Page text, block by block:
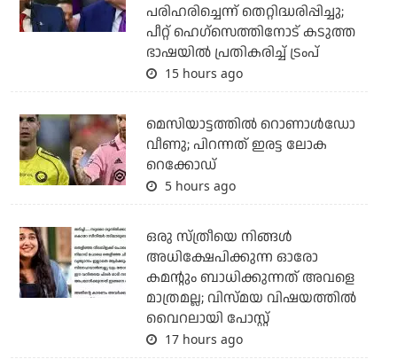
പരിഹരിച്ചെന്ന് തെറ്റിദ്ധരിപ്പിച്ചു;
പീറ്റ് ഹെഗ്‌സെത്തിനോട് കടുത്ത
ഭാഷയില്‍ പ്രതികരിച്ച് ട്രംപ്
15 hours ago
മെസിയാട്ടത്തില്‍ റൊണാള്‍ഡോ
വീണു; പിറന്നത് ഇരട്ട ലോക
റെക്കോഡ്
5 hours ago
ഒരു സ്ത്രീയെ നിങ്ങള്‍
അധിക്ഷേപിക്കുന്ന ഓരോ
കമന്റും ബാധിക്കുന്നത് അവളെ
മാത്രമല്ല; വിസ്മയ വിഷയത്തില്‍
വൈറലായി പോസ്റ്റ്
17 hours ago